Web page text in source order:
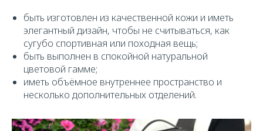
быть изготовлен из качественной кожи и иметь
элегантный дизайн, чтобы не считываться, как
сугубо спортивная или походная вещь;
быть выполнен в спокойной натуральной
цветовой гамме;
иметь объёмное внутреннее пространство и
несколько дополнительных отделений.